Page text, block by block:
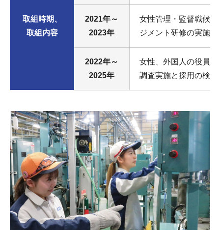
取組時期、
取組内容
2021年～
2023年
女性管理・監督職候
ジメント研修の実施
2022年～
2025年
女性、外国人の役員
調査実施と採用の検討